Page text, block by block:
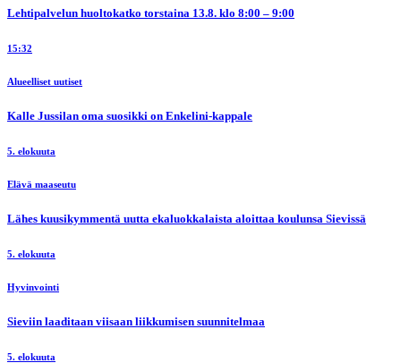
Lehtipalvelun huoltokatko torstaina 13.8. klo 8:00 – 9:00
15:32
Alueelliset uutiset
Kalle Jussilan oma suosikki on Enkelini-kappale
5. elokuuta
Elävä maaseutu
Lähes kuusikymmentä uutta ekaluokkalaista aloittaa koulunsa Sievissä
5. elokuuta
Hyvinvointi
Sieviin laaditaan viisaan liikkumisen suunnitelmaa
5. elokuuta